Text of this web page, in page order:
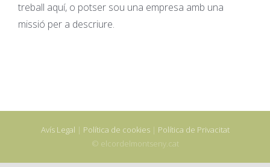
treball aquí, o potser sou una empresa amb una
missió per a descriure.
Avís Legal | Política de cookies| Política de Privacitat
© elcordelmontseny.cat